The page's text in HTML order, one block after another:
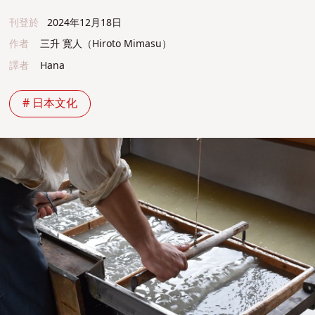
刊登於
2024年12月18日
作者
三升 寛人（Hiroto Mimasu）
譯者
Hana
# 日本文化